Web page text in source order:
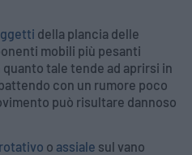
della plancia delle
mobili più pesanti
quanto tale tende ad aprirsi in
con un rumore poco
può risultare dannoso
o assiale sul vano